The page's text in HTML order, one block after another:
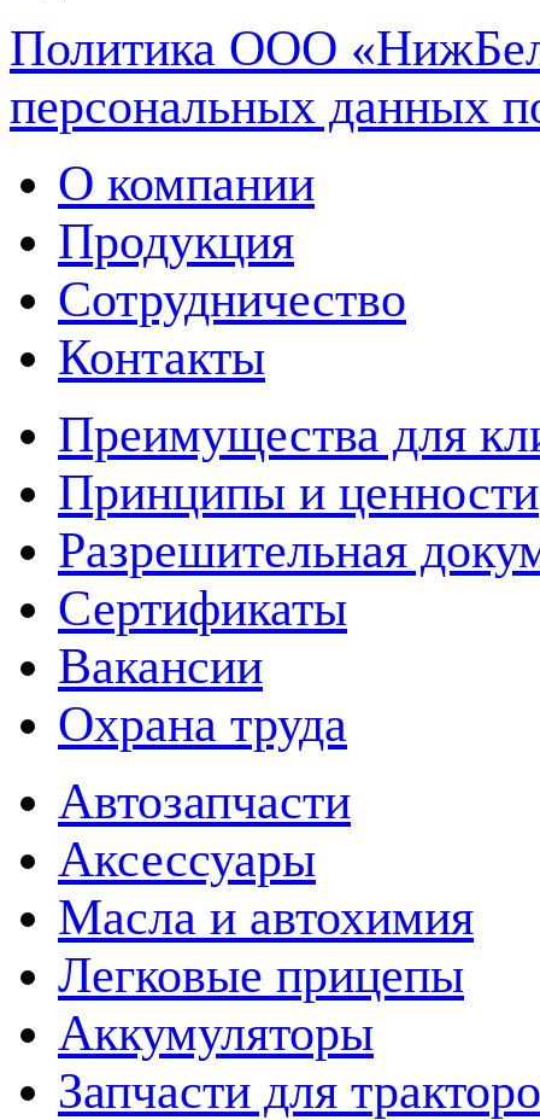
Политика ООО
персональных данных
О компании
Продукция
Сотрудничество
Контакты
Преимущества для
Принципы и ценности
Разрешительная
Сертификаты
Вакансии
Охрана труда
Автозапчасти
Аксессуары
Масла и автохимия
Легковые прицепы
Аккумуляторы
Запчасти для